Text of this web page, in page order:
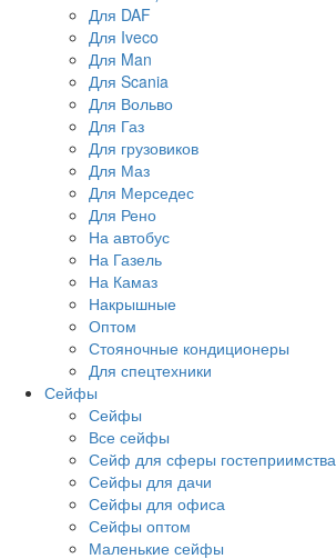
Для DAF
Для Iveco
Для Man
Для Scania
Для Вольво
Для Газ
Для грузовиков
Для Маз
Для Мерседес
Для Рено
На автобус
На Газель
На Камаз
Накрышные
Оптом
Стояночные кондиционеры
Для спецтехники
Сейфы
Сейфы
Все сейфы
Сейф для сферы гостеприимства
Сейфы для дачи
Сейфы для офиса
Сейфы оптом
Маленькие сейфы